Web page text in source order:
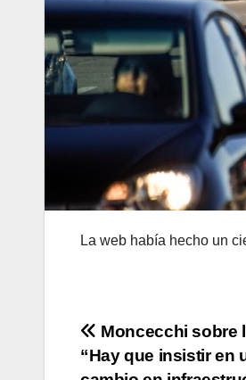
La web había hecho un
Navegación
Moncecchi sobre
“Hay que insistir en